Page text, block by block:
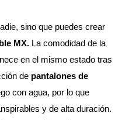
sino que puedes crear
MX.
La comodidad de la
en el mismo estado tras
de pantalones de
con agua, por lo que
y de alta duración.